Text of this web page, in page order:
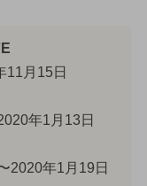
11月15日
年1月13日
2020年1月19日